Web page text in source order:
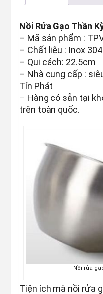
Nồi Rửa Gạo Thần
– Mã sản phẩm :
– Chất liệu : Inox
– Qui cách: 22.5cm
– Nhà cung cấp :
Tín Phát
– Hàng có sẵn tại
trên toàn quốc.
Nồi rửa
Tiện ích mà nồi rửa